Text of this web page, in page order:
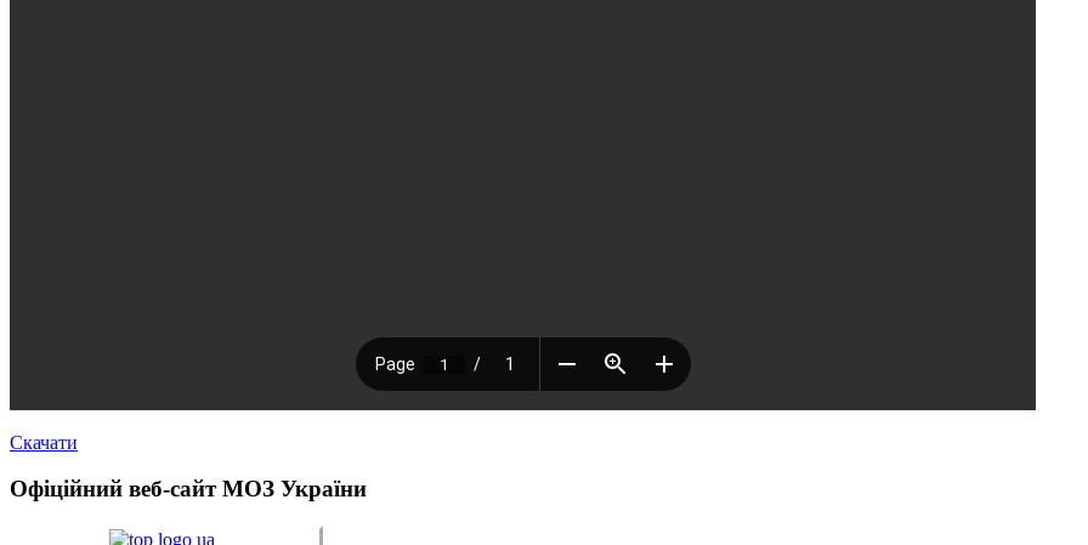
Скачати
Офіційний веб-сайт МОЗ України